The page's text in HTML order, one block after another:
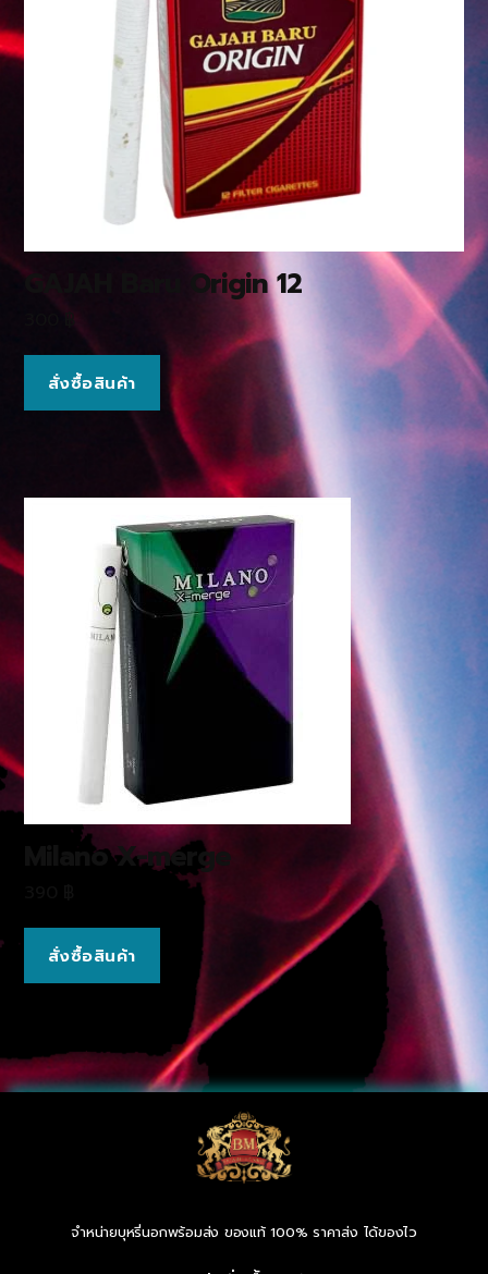
GAJAH Baru Origin 12
฿
สั่งซื้อสินค้า
Milano X-merge
สั่งซื้อสินค้า
จำหน่ายบุหรี่นอกพร้อมส่ง ของแท้ 100% ราคาส่ง ได้ของไว